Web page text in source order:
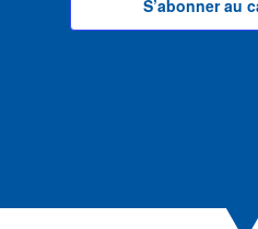
S’abonner au